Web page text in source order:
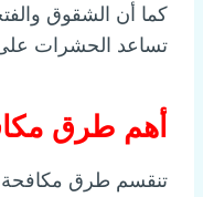
كما أن الشقوق
تساعد الحشرات على
أهم طرق
تنقسم طرق مكافحة